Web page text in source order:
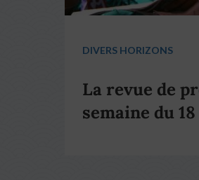
DIVERS HORIZONS
La revue de
semaine du